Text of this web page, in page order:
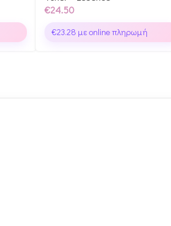
€24.50
€23.28με online πληρωμή